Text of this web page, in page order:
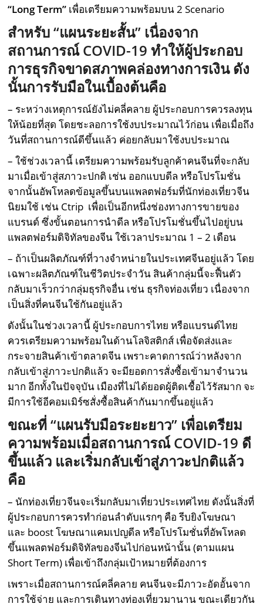
“Long Term” เพื่อเตรียมความพร้อมบน 2 Scenario
สำหรับ “แผนระยะสั้น” เนื่องจาก
สถานการณ์COVID-19 ทำให้ผู้ประกอบ
การธุรกิจขาดสภาพคล่องทางการเงิน ดัง
นั้นการรับมือในเบื้องต้นคือ
– ระหว่างเหตุการณ์ยังไม่คลี่คลาย ผู้ประกอบการควรลงทุน
ให้น้อยที่สุด โดยชะลอการใช้งบประมาณไว้ก่อน เพื่อเมื่อถึง
วันที่สถานการณ์ดีขึ้นแล้ว ค่อยกลับมาใช้งบประมาณ
– ใช้ช่วงเวลานี้ เตรียมความพร้อมรับลูกค้าคนจีนที่จะกลับ
มาเมื่อเข้าสู่สภาวะปกติ เช่น ออกแบบดีล หรือโปรโมชั่น
จากนั้นอัพโหลดข้อมูลขึ้นบนแพลตฟอร์มที่นักท่องเที่ยวจีน
นิยมใช้ เช่น Ctrip เพื่อเป็นอีกหนึ่งช่องทางการขายของ
แบรนด์ ซึ่งขั้นตอนการนำดีล หรือโปรโมชั่นขึ้นไปอยู่บน
แพลตฟอร์มดิจิทัลของจีน ใช้เวลาประมาณ 1 – 2 เดือน
– ถ้าเป็นผลิตภัณฑ์ที่วางจำหน่ายในประเทศจีนอยู่แล้ว โดย
เฉพาะผลิตภัณฑ์ในชีวิตประจำวัน สินค้ากลุ่มนี้จะฟื้นตัว
กลับมาเร็วกว่ากลุ่มธุรกิจอื่น เช่น ธุรกิจท่องเที่ยว เนื่องจาก
เป็นสิ่งที่คนจีนใช้กันอยู่แล้ว
ดังนั้นในช่วงเวลานี้ ผู้ประกอบการไทย หรือแบรนด์ไทย
ควรเตรียมความพร้อมในด้านโลจิสติกส์ เพื่อจัดส่งและ
กระจายสินค้าเข้าตลาดจีน เพราะคาดการณ์ว่าหลังจาก
กลับเข้าสู่ภาวะปกติแล้ว จะมียอดการสั่งซื้อเข้ามาจำนวน
มาก อีกทั้งในปัจจุบัน เมืองที่ไม่ได้ยอดผู้ติดเชื้อไว้รัสมาก จะ
มีการใช้อีคอมเมิร์ซสั่งซื้อสินค้ากันมากขึ้นอยู่แล้ว
ขณะที่ “แผนรับมือระยะยาว” เพื่อเตรียม
ความพร้อมเมื่อสถานการณ์COVID-19 ดี
ขึ้นแล้ว และเริ่มกลับเข้าสู่ภาวะปกติแล้ว
คือ
– นักท่องเที่ยวจีนจะเริ่มกลับมาเที่ยวประเทศไทย ดังนั้นสิ่งที่
ผู้ประกอบการควรทำก่อนลำดับแรกๆ คือ รีบยิงโฆษณา
และ boost โฆษณาแคมเปญดีล หรือโปรโมชั่นที่อัพโหลด
ขึ้นแพลตฟอร์มดิจิทัลของจีนไปก่อนหน้านั้น (ตามแผน
Short Term) เพื่อเข้าถึงกลุ่มเป้าหมายที่ต้องการ
เพราะเมื่อสถานการณ์คลี่คลาย คนจีนจะมีภาวะอัดอั้นจาก
การใช้จ่าย และการเดินทางท่องเที่ยวมานาน ขณะเดียวกัน